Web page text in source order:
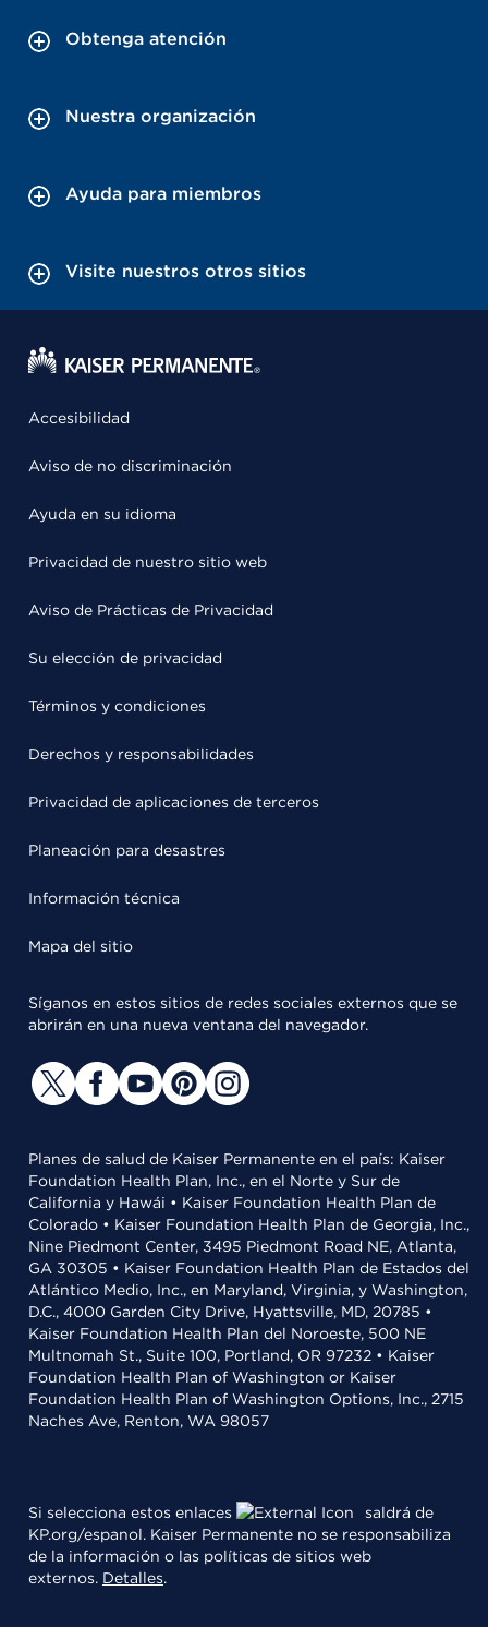
Obtenga atención
Nuestra organización
Ayuda para miembros
Visite nuestros otros sitios
Accesibilidad
Aviso de no discriminación
Ayuda en su idioma
Privacidad de nuestro sitio web
Aviso de Prácticas de Privacidad
Su elección de privacidad
Términos y condiciones
Derechos y responsabilidades
Privacidad de aplicaciones de terceros
Planeación para desastres
Información técnica
Mapa del sitio
Síganos en estos sitios de redes sociales externos que se
abrirán en una nueva ventana del navegador.
Planes de salud de Kaiser Permanente en el país: Kaiser
Foundation Health Plan, Inc., en el Norte y Sur de
California y Hawái • Kaiser Foundation Health Plan de
Colorado • Kaiser Foundation Health Plan de Georgia, Inc.,
Nine Piedmont Center, 3495 Piedmont Road NE, Atlanta,
GA 30305 • Kaiser Foundation Health Plan de Estados del
Atlántico Medio, Inc., en Maryland, Virginia, y Washington,
D.C., 4000 Garden City Drive, Hyattsville, MD, 20785 •
Kaiser Foundation Health Plan del Noroeste, 500 NE
Multnomah St., Suite 100, Portland, OR 97232 • Kaiser
Foundation Health Plan of Washington or Kaiser
Foundation Health Plan of Washington Options, Inc., 2715
Naches Ave, Renton, WA 98057
Si selecciona estos enlaces
saldrá de
KP.org/espanol. Kaiser Permanente no se responsabiliza
de la información o las políticas de sitios web
externos. Detalles.